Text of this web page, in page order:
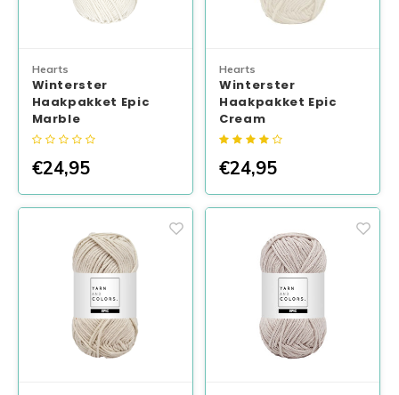
Kerstboom Wandhangers (set)
Hearts
Winterster
Haakpakket Epic
Marble
€24,95
Hearts
Winterster
Haakpakket Epic
Cream
€24,95